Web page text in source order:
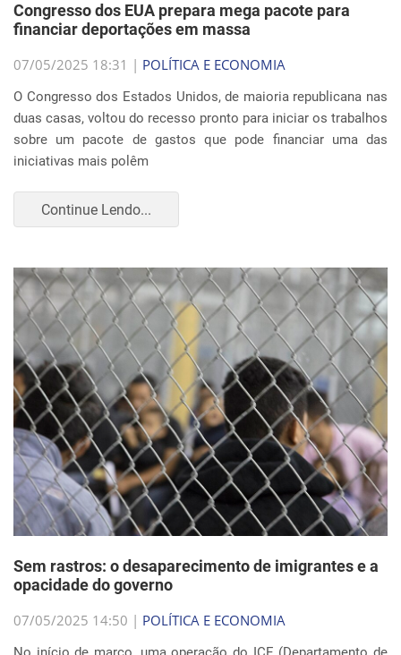
Congresso dos EUA prepara mega pacote para
financiar deportações em massa
07/05/2025 18:31 | POLÍTICA E ECONOMIA
O Congresso dos Estados Unidos, de maioria republicana nas
duas casas, voltou do recesso pronto para iniciar os trabalhos
sobre um pacote de gastos que pode financiar uma das
iniciativas mais polêm
Continue Lendo...
Sem rastros: o desaparecimento de imigrantes e a
opacidade do governo
07/05/2025 14:50 | POLÍTICA E ECONOMIA